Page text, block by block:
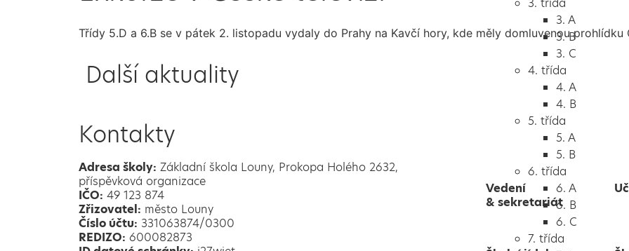
3. A
3. B
3. C
4. třída
4. A
4. B
5. třída
5. A
5. B
6. třída
6. A
6. B
6. C
7. třída
Třídy 5.D a 6.B se v pátek 2. listopadu vydaly do Prahy na Kavčí hory, kde měly domluvenou prohlídku
Další aktuality
Kontakty
Adresa školy: Základní škola Louny, Prokopa Holého 2632,
příspěvková organizace
IČO: 49 123 874
Zřizovatel: město Louny
Číslo účtu: 331063874/0300
REDIZO: 600082873
Vedení
& sekretariát